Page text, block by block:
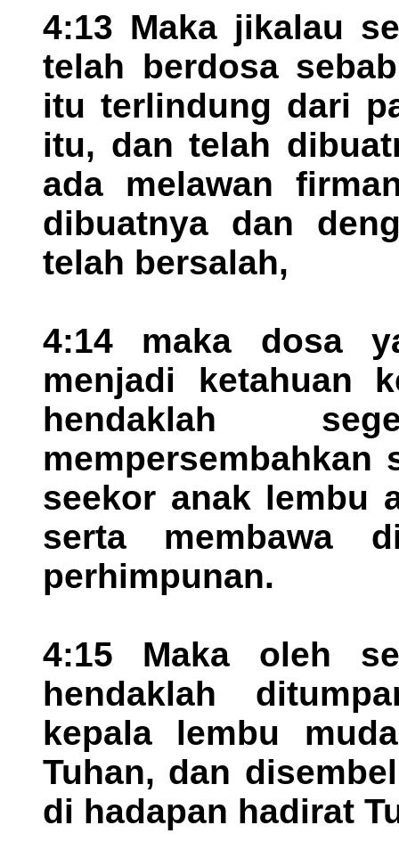
4:13 Maka jikalau
telah berdosa
itu terlindung dari
itu, dan telah
ada melawan
dibuatnya dan
telah bersalah,
4:14 maka dosa
menjadi ketahuan
hendaklah
mempersembahkan
seekor anak lembu
serta membawa
perhimpunan.
4:15 Maka oleh
hendaklah
kepala lembu
Tuhan, dan
di hadapan hadirat